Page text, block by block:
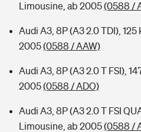
Limousine, ab 2005(0588 /
Audi A3, 8P (A3 2.0 TDI),
2005(0588 / AAW)
Audi A3, 8P (A3 2.0 T FSI),
2005(0588 / ADO)
Audi A3, 8P (A3 2.0 T FSI
Limousine, ab 2005(0588 /